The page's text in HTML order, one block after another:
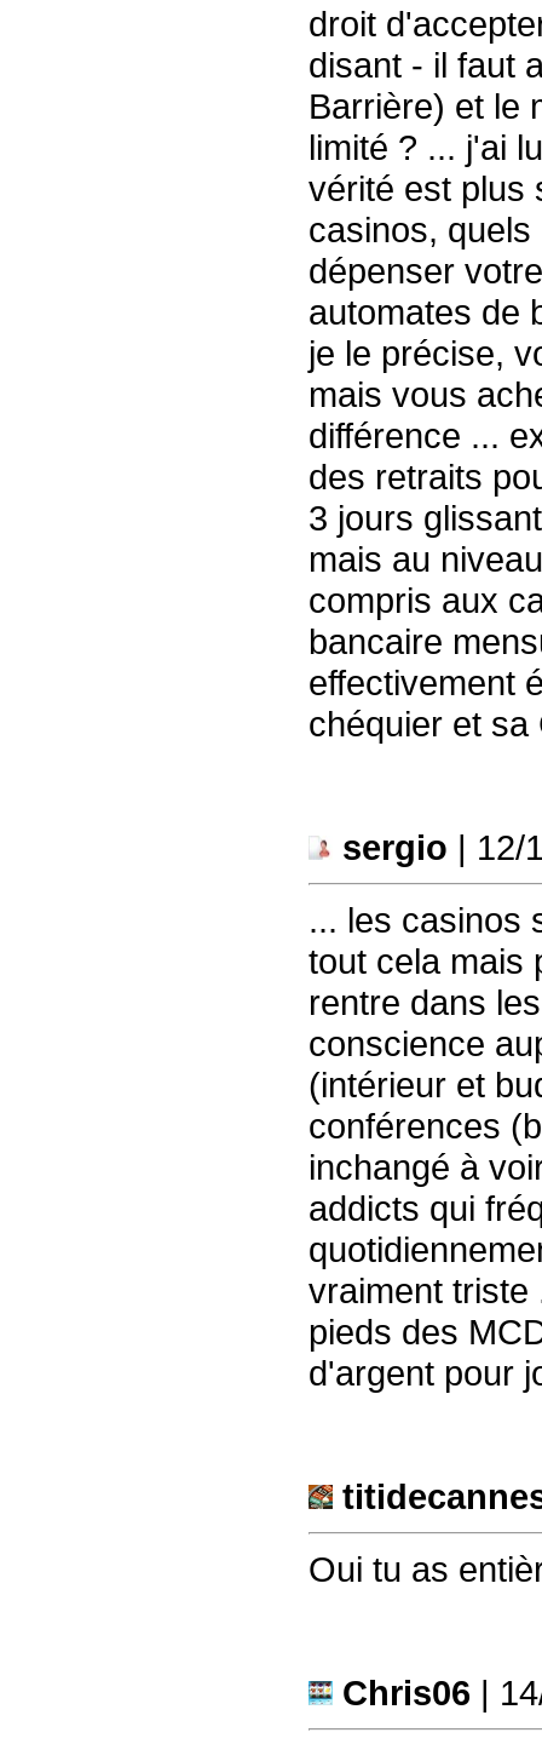
droit
disant - il faut
Barrière) et le
limité ? ... j'ai
vérité est plus
casinos,
dépenser
automates de
je le précise,
mais vous
différence ...
des retraits
3 jours
mais au
compris aux
bancaire
effectivement
chéquier et sa
sergio | 12/
... les casinos
tout cela mais
rentre dans
conscience
(intérieur et
conférences
inchangé à
addicts qui
vraiment triste
pieds des
d'argent pour
Oui tu as
Chris06 |